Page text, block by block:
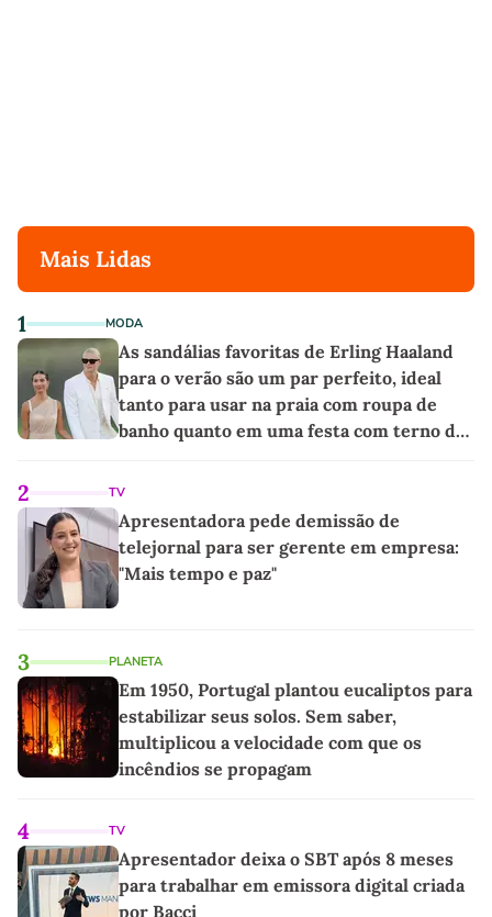
Mais Lidas
1 MODA
As sandálias favoritas de Erling Haaland
para o verão são um par perfeito, ideal
tanto para usar na praia com roupa de
banho quanto em uma festa com terno de
2 TV
Apresentadora pede demissão de
telejornal para ser gerente em empresa:
"Mais tempo e paz"
3 PLANETA
Em 1950, Portugal plantou eucaliptos para
estabilizar seus solos. Sem saber,
multiplicou a velocidade com que os
incêndios se propagam
4 TV
Apresentador deixa o SBT após 8 meses
para trabalhar em emissora digital criada
por Bacci